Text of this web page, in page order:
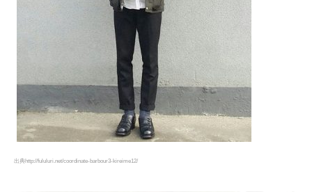
出典http://fululuri.net/coordinate-barbour3-kireime12/